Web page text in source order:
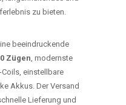
zu bieten.
beeindruckende
Zügen, modernste
einstellbare
Akkus. Der Versand
Lieferung und